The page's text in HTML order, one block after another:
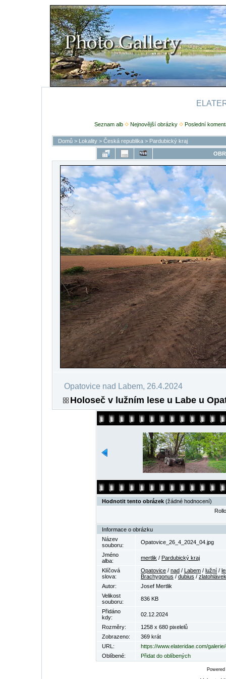
Seznam alb Nejnovější obrázky Poslední
Domů > Lokality > Česká republika > Pardubický kraj
Opatovice nad Labem, 26.4.2024
Holoseč v lužním lese u Labe u
Hodnotit tento obrázek (žádné hodnocení)
Informace o obrázku
Název
souboru:
Opatovice_26_4_2024_04.jpg
Jméno
alba:
mertlik / Pardubický kraj
Klíčová
slova:
Opatovice / nad / Labem / lužní /
Brachygonus / dubius / zlatohlávek
Autor:
Josef Mertlik
Velikost
souboru:
836 KB
Přidáno
kdy:
02.12.2024
Rozměry:
1258 x 680 pixelelů
Zobrazeno:
369 krát
URL:
https://www.elateridae.com/
Oblíbené:
Přidat do oblíbených